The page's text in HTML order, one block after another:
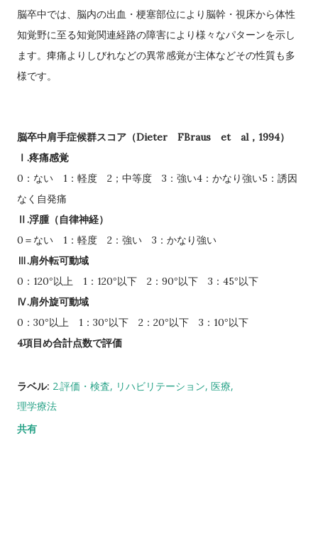
脳卒中では、脳内の出血・梗塞部位により脳幹・視床から体性
知覚野に至る知覚関連経路の障害により様々なパターンを示し
ます。痺痛よりしびれなどの異常感覚が主体などその性質も多
様です。
脳卒中肩手症候群スコア（Dieter FBraus et al， 1994）
.疼痛感覚
0 ：ない 1 ：軽度 2 ；中等度 3 ：強い4 ：かなり強い5 ：誘因
なく自発痛
.浮腫（自律神経）
0 ＝ない 1 ：軽度 2 ：強い 3 ：かなり強い
.肩外転可動域
0 ： 120°以上 1 ： 120°以下 2 ： 90°以下 3 ： 45°以下
Ⅳ.肩外旋可動域
0 ： 30°以上 1 ： 30°以下 2 ： 20°以下 3 ： 10°以下
4項目め合計点数で評価
ラベル: 2.評価・検査 リハビリテーション 医療
理学療法
共有